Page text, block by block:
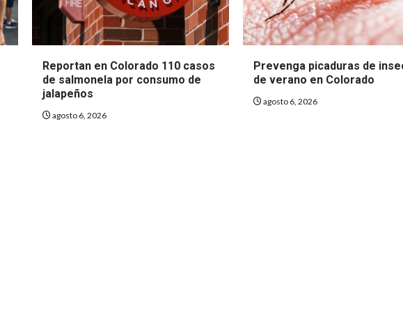
Reportan en Colorado 110 casos
de salmonela por consumo de
jalapeños
agosto 6, 2026
Prevenga picaduras de
de verano en Colorado
agosto 6, 2026